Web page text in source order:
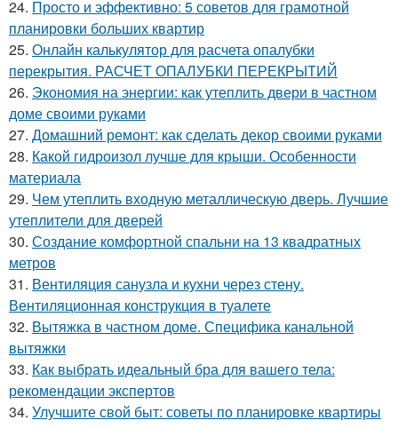
24. Просто и эффективно: 5 советов для грамотной
планировки больших квартир
25. Онлайн калькулятор для расчета опалубки
перекрытия. РАСЧЕТ ОПАЛУБКИ ПЕРЕКРЫТИЙ
26. Экономия на энергии: как утеплить двери в частном
доме своими руками
27. Домашний ремонт: как сделать декор своими руками
28. Какой гидроизол лучше для крыши. Особенности
материала
29. Чем утеплить входную металлическую дверь. Лучшие
утеплители для дверей
30. Создание комфортной спальни на 13 квадратных
метров
31. Вентиляция санузла и кухни через стену.
Вентиляционная конструкция в туалете
32. Вытяжка в частном доме. Специфика канальной
вытяжки
33. Как выбрать идеальный бра для вашего тела:
рекомендации экспертов
34. Улучшите свой быт: советы по планировке квартиры